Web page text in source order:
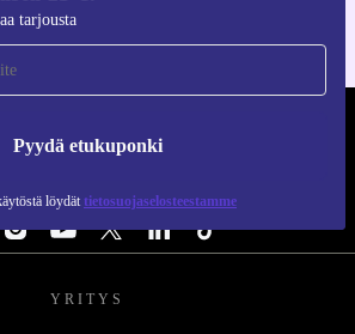
tarjousta
Pyydä etukuponki
löydät tietosuojaselosteestamme
YRITYS